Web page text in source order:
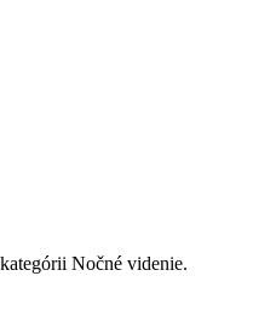
Nočné videnie.